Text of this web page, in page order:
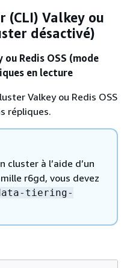
(CLI) Valkey ou
désactivé)
Redis OSS (mode
en lecture
Valkey ou Redis OSS
répliques.
cluster à l’aide d’un
r6gd, vous devez
tiering-